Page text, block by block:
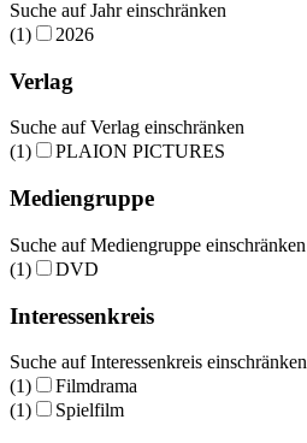
Suche auf Jahr einschränken
(1)
2026
Verlag
Suche auf Verlag einschränken
(1)
PLAION PICTURES
Mediengruppe
Suche auf Mediengruppe einschränken
(1)
DVD
Interessenkreis
Suche auf Interessenkreis einschränken
(1)
Filmdrama
(1)
Spielfilm